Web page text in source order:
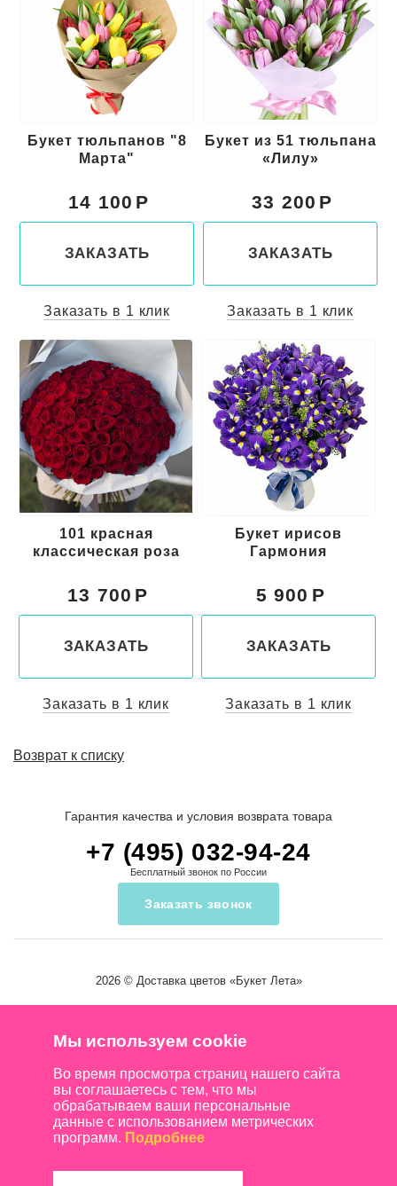
Букет тюльпанов "8
Марта"
14 100
ЗАКАЗАТЬ
Заказать в 1 клик
Букет из 51 тюльпана
«Лилу»
33 200
ЗАКАЗАТЬ
Заказать в 1 клик
Букет ирисов
Гармония
5 900
ЗАКАЗАТЬ
Заказать в 1 клик
101 красная
классическая роза
13 700
ЗАКАЗАТЬ
Заказать в 1 клик
Возврат к списку
Гарантия качества и условия возврата товара
+7 (495) 032-94-24
Бесплатный звонок по России
Заказать звонок
2026 © Доставка цветов«Букет Лета»
Мы используем cookie
Во время просмотра страниц нашего сайта
вы соглашаетесь с тем, что мы
обрабатываем ваши персональные
данные с использованием метрических
программ. Подробнее